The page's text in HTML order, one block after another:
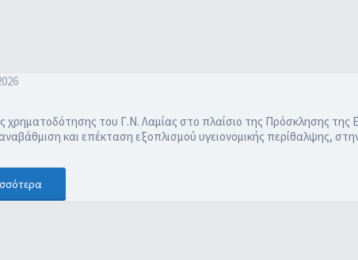
του Γ.Ν. Λαμίας στο πλαίσιο της Πρόσκλησης της
και επέκταση εξοπλισμού υγειονομικής περίθαλψης,